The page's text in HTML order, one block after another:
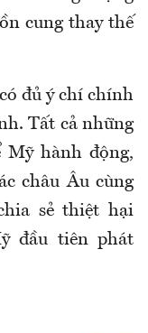
cung thay thế
đủ ý chí chính
Tất cả những
Mỹ hành động,
châu Âu cùng
sẻ thiệt hại
đầu tiên phát